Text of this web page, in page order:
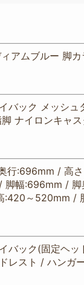
アムブルー 脚カ
バック メッシ
ナイロンキャ
行:696mm / 高
脚幅:696mm /
:420～520mm /
バック(固定ヘ
レスト / ハンガ